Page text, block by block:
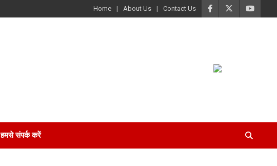
Home About Us Contact Us
हमसे संपर्क करें